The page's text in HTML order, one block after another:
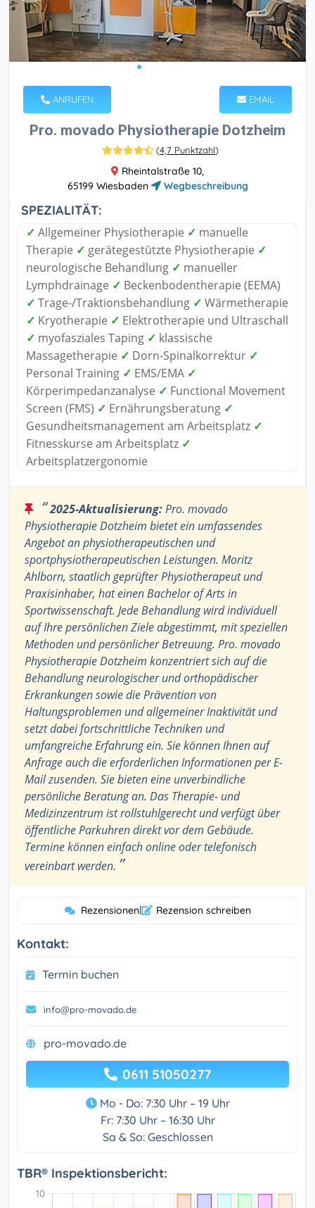
ANRUFEN EMAIL
Pro. movado Physiotherapie Dotzheim
(4,7 Punktzahl)
Rheintalstraße 10,
65199 Wiesbaden
Wegbeschreibung
SPEZIALITÄT:
✓ Allgemeiner Physiotherapie ✓ manuelle
Therapie ✓ gerätegestützte Physiotherapie ✓
neurologische Behandlung ✓ manueller
Lymphdrainage ✓ Beckenbodentherapie (EEMA)
✓ Trage-/Traktionsbehandlung ✓ Wärmetherapie
✓ Kryotherapie ✓ Elektrotherapie und Ultraschall
✓ myofasziales Taping ✓ klassische
Massagetherapie ✓ Dorn-Spinalkorrektur ✓
Personal Training ✓ EMS/EMA ✓
Körperimpedanzanalyse ✓ Functional Movement
Screen (FMS) ✓ Ernährungsberatung ✓
Gesundheitsmanagement am Arbeitsplatz ✓
Fitnesskurse am Arbeitsplatz ✓
Arbeitsplatzergonomie
“2025-Aktualisierung:Pro. movado
Physiotherapie Dotzheim bietet ein umfassendes
Angebot an physiotherapeutischen und
sportphysiotherapeutischen Leistungen. Moritz
Ahlborn, staatlich geprüfter Physiotherapeut und
Praxisinhaber, hat einen Bachelor of Arts in
Sportwissenschaft. Jede Behandlung wird individuell
auf Ihre persönlichen Ziele abgestimmt, mit speziellen
Methoden und persönlicher Betreuung. Pro. movado
Physiotherapie Dotzheim konzentriert sich auf die
Behandlung neurologischer und orthopädischer
Erkrankungen sowie die Prävention von
Haltungsproblemen und allgemeiner Inaktivität und
setzt dabei fortschrittliche Techniken und
umfangreiche Erfahrung ein. Sie können Ihnen auf
Anfrage auch die erforderlichen Informationen per E-
Mail zusenden. Sie bieten eine unverbindliche
persönliche Beratung an. Das Therapie- und
Medizinzentrum ist rollstuhlgerecht und verfügt über
öffentliche Parkuhren direkt vor dem Gebäude.
Termine können einfach online oder telefonisch
vereinbart werden. ”
Rezensionen| Rezension schreiben
Kontakt:
Termin buchen
info@pro-movado.de
pro-movado.de
0611 51050277
Mo - Do: 7:30 Uhr – 19 Uhr
Fr: 7:30 Uhr – 16:30 Uhr
Sa & So: Geschlossen
TBR® Inspektionsbericht: